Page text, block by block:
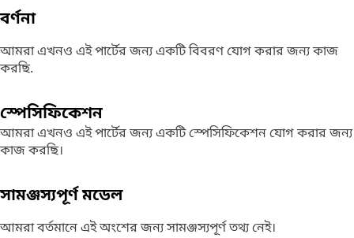
বর্ণনা
আমরা এখনও এই পার্টের জন্য একটি বিবরণ যোগ করার জন্য কাজ
করছি.
স্পেসিফিকেশন
আমরা এখনও এই পার্টের জন্য একটি স্পেসিফিকেশন যোগ করার জন্য
কাজ করছি।
সামঞ্জস্যপূর্ণ মডেল
আমরা বর্তমানে এই অংশের জন্য সামঞ্জস্যপূর্ণ তথ্য নেই।